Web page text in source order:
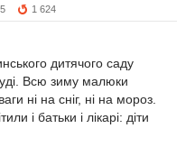
1 624
дитячого саду
Всю зиму малюки
ні на сніг, ні на мороз.
і батьки і лікарі: діти